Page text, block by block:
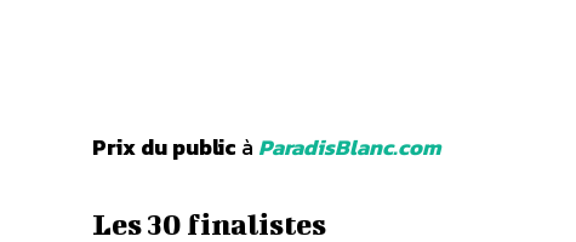
Prix du public à ParadisBlanc.com
Les 30 finalistes